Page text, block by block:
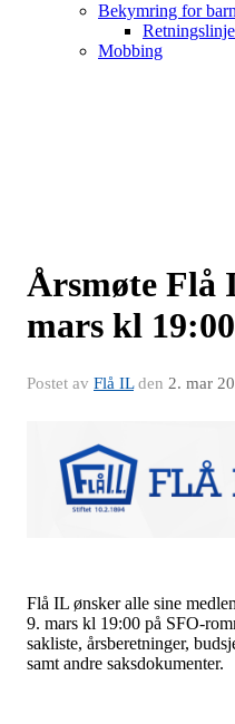
Bekymring for
Mobbing
Årsmøte Flå
mars kl 19:00
Postet av Flå ILden 2. mar
Flå IL ønsker alle sine
9. mars kl 19:00 på SFO-
sakliste, årsberetninger,
samt andre saksdokumenter.